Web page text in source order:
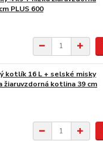
PLUS 600
kotlík 16 L + selské misky
žiaruvzdorná kotlina 39 cm